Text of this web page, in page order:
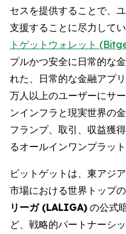
セスを提供することで、
支援することに尽力して
トゲットウォレット
プルかつ安全に日常的な
れた、日常的な金融アプ
万人以上のユーザーにサ
ンインフラと現実世界の
フランプ、取引、収益獲
るオールインワンプラッ
ビットゲットは、東アジ
市場における世界トップ
リーガ (LALIGA) の公式
ど、戦略的パートナーシ